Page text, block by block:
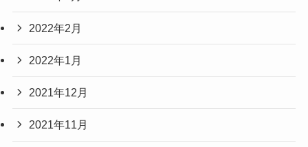
2022年2月
2022年1月
2021年12月
2021年11月